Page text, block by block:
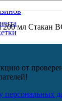
200 мл Стакан
от
персональных